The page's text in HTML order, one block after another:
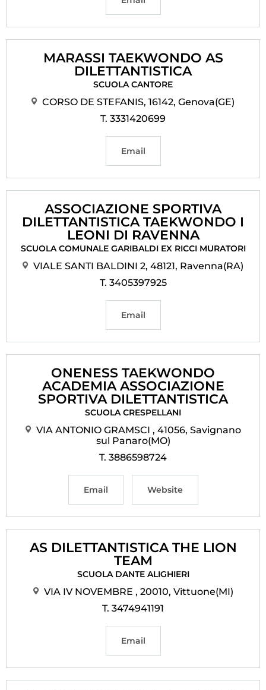
MARASSI TAEKWONDO AS
DILETTANTISTICA
SCUOLA CANTORE
CORSO DE STEFANIS, 16142, Genova(GE)
T. 3331420699
Email
ASSOCIAZIONE SPORTIVA
DILETTANTISTICA TAEKWONDO I
LEONI DI RAVENNA
SCUOLA COMUNALE GARIBALDI EX RICCI MURATORI
VIALE SANTI BALDINI 2, 48121, Ravenna(RA)
T. 3405397925
Email
ONENESS TAEKWONDO
ACADEMIA ASSOCIAZIONE
SPORTIVA DILETTANTISTICA
SCUOLA CRESPELLANI
VIA ANTONIO GRAMSCI , 41056, Savignano
sul Panaro(MO)
T. 3886598724
Email Website
AS DILETTANTISTICA THE LION
TEAM
SCUOLA DANTE ALIGHIERI
VIA IV NOVEMBRE , 20010, Vittuone(MI)
T. 3474941191
Email